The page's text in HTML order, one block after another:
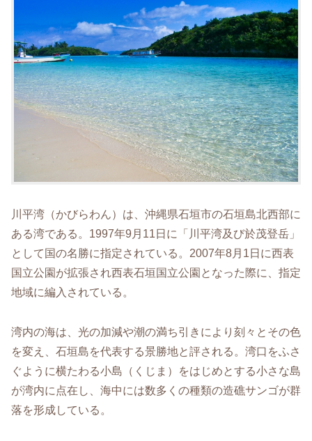
川平湾（かびらわん）は、沖縄県石垣市の石垣島北西部に
ある湾である。1997年9月11日に「川平湾及び於茂登岳」
として国の名勝に指定されている。2007年8月1日に西表
国立公園が拡張され西表石垣国立公園となった際に、指定
地域に編入されている。
湾内の海は、光の加減や潮の満ち引きにより刻々とその色
を変え、石垣島を代表する景勝地と評される。湾口をふさ
ぐように横たわる小島（くじま）をはじめとする小さな島
が湾内に点在し、海中には数多くの種類の造礁サンゴが群
落を形成している。